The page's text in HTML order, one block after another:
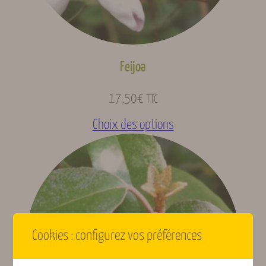
Fructification (Gard,
Juillet
Fruits des haies ou
Rusticité
Rustique (-10 à -20
°C)
Type de sols
Calcicole, Tous type
Type de plante Arbuste
Feijoa
17,50€ TTC
Choix des options
Cookies : configurez vos préférences